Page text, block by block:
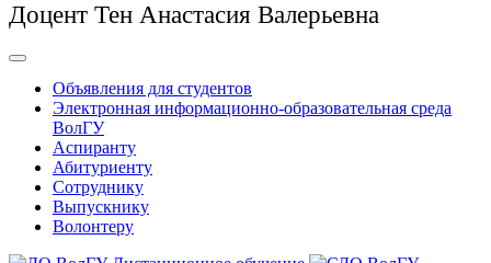
Доцент Тен Анастасия Валерьевна
Объявления для студентов
Электронная информационно-образовательная среда
ВолГУ
Аспиранту
Абитуриенту
Сотруднику
Выпускнику
Волонтеру